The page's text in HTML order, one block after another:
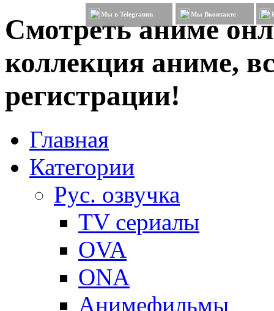
Смотреть аниме
коллекция аниме,
регистрации!
Мы в Telegramm Мы Вконтакте
Главная
Категории
Рус. озвучка
TV сериалы
OVA
ONA
Анимефильмы